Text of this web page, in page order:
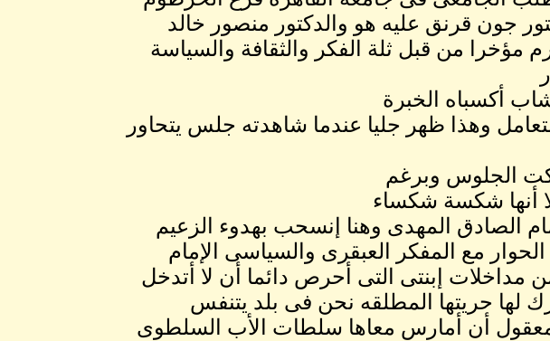
جون قرنق عليه هو والدكتور منصور خالد
مؤخرا من قبل ثلة الفكر والثقافة والسياسة
أكسباه الخبرة
وهذا ظهر جليا عندما شاهدته جلس يتحاور
الجلوس وبرغم
أنها شكسة شكساء
الصادق المهدى وهنا إنسحب بهدوء الزعيم
مع المفكر العبقرى والسياسى الإمام
مداخلات إبنتى التى أحرص دائما أن لا أتدخل
لها حريتها المطلقه نحن فى بلد يتنفس
أن أمارس معاها سلطات الأب السلطوى